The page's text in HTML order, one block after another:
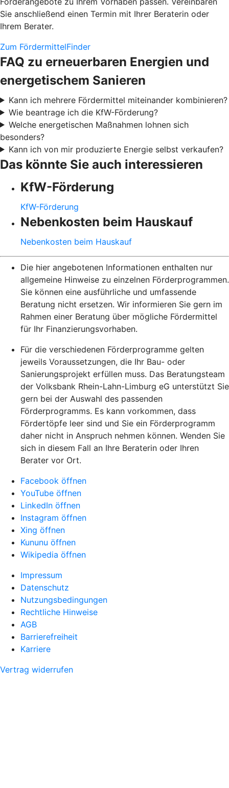
Sie anschließend einen Termin mit Ihrer Beraterin oder
Ihrem Berater.
Zum FördermittelFinder
FAQ zu erneuerbaren Energien und
energetischem Sanieren
Kann ich mehrere Fördermittel miteinander kombinieren?
Wie beantrage ich die KfW-Förderung?
Welche energetischen Maßnahmen lohnen sich
besonders?
Kann ich von mir produzierte Energie selbst verkaufen?
Das könnte Sie auch interessieren
KfW-Förderung
KfW-Förderung
Nebenkosten beim Hauskauf
Nebenkosten beim Hauskauf
Die hier angebotenen Informationen enthalten nur
allgemeine Hinweise zu einzelnen Förderprogrammen.
Sie können eine ausführliche und umfassende
Beratung nicht ersetzen. Wir informieren Sie gern im
Rahmen einer Beratung über mögliche Fördermittel
für Ihr Finanzierungsvorhaben.
Für die verschiedenen Förderprogramme gelten
jeweils Voraussetzungen, die Ihr Bau- oder
Sanierungsprojekt erfüllen muss. Das Beratungsteam
der Volksbank Rhein-Lahn-Limburg eG unterstützt Sie
gern bei der Auswahl des passenden
Förderprogramms. Es kann vorkommen, dass
Fördertöpfe leer sind und Sie ein Förderprogramm
daher nicht in Anspruch nehmen können. Wenden Sie
sich in diesem Fall an Ihre Beraterin oder Ihren
Berater vor Ort.
Facebook öffnen
YouTube öffnen
LinkedIn öffnen
Instagram öffnen
Xing öffnen
Kununu öffnen
Wikipedia öffnen
Impressum
Datenschutz
Nutzungsbedingungen
Rechtliche Hinweise
AGB
Barrierefreiheit
Karriere
Vertrag widerrufen